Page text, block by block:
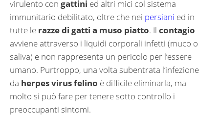
virulento con gattini ed altri mici col sistema
immunitario debilitato, oltre che nei persiani ed in
tutte le razze di gatti a muso piatto. Il contagio
avviene attraverso i liquidi corporali infetti (muco o
saliva) e non rappresenta un pericolo per l’essere
umano. Purtroppo, una volta subentrata l’infezione
da herpes virus felino è difficile eliminarla, ma
molto si può fare per tenere sotto controllo i
preoccupanti sintomi.